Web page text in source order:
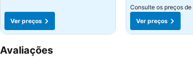
Ver preços
Consulte os preços de
Ver preços
Avaliações